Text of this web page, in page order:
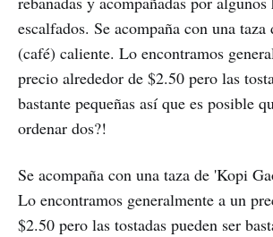
escalfados. Se acompaña con una
(café) caliente. Lo encontramos
precio alrededor de $2.50 pero las
bastante pequeñas así que es posible
ordenar dos?!
Se acompaña con una taza de 'Kopi
Lo encontramos generalmente a un
$2.50 pero las tostadas pueden ser